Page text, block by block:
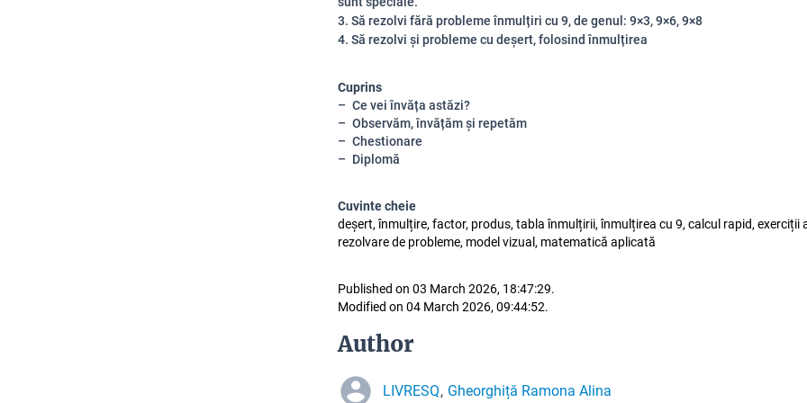
3. Să rezolvi fără probleme înmulțiri cu 9, de genul: 9×3, 9×6, 9×8
4. Să rezolvi și probleme cu deșert, folosind înmulțirea
Cuprins
Ce vei învăța astăzi?
Observăm, învățăm și repetăm
Chestionare
Diplomă
Cuvinte cheie
deșert, înmulțire, factor, produs, tabla înmulțirii, înmulțirea cu 9, calcul rapid, exerciții
rezolvare de probleme, model vizual, matematică aplicată
Published on 03 March 2026, 18:47:29.
Modified on 04 March 2026, 09:44:52.
Author
LIVRESQ, Gheorghiță Ramona Alina